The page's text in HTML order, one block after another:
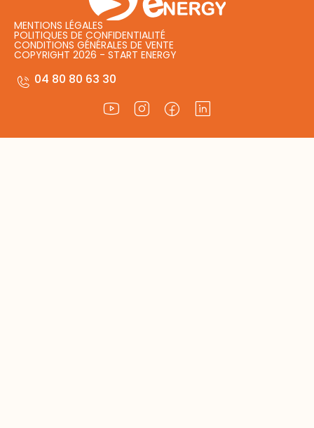
MENTIONS LÉGALES
POLITIQUES DE CONFIDENTIALITÉ
CONDITIONS GÉNÉRALES DE VENTE
COPYRIGHT 2026 - START ENERGY
04 80 80 63 30